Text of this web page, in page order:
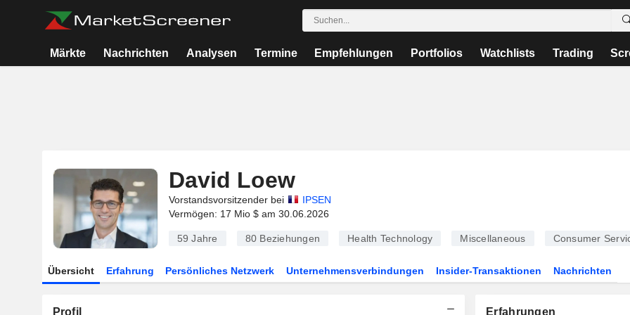
Märkte Nachrichten Analysen Termine Empfehlungen Portfolios Watchlists Trading
David Loew
Vorstandsvorsitzender bei
IPSEN
Vermögen: 17 Mio $ am 30.06.2026
59 Jahre 80 Beziehungen Health Technology Miscellaneous Consumer
Übersicht Erfahrung Persönliches Netzwerk Unternehmensverbindungen Insider-Transaktionen Nachrichten
Profil Erfahrungen